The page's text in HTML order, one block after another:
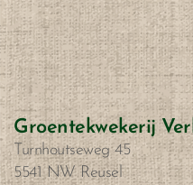
Groentekwekerij
Turnhoutseweg 45
5541 NW Reusel